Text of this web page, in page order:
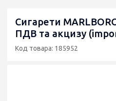
Сигарети
ПДВ та акцизу
Код товара: 185952